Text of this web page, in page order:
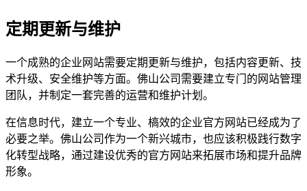
定期更新与维护
一个成熟的企业网站需要定期更新与维护，包括内容更新、技
术升级、安全维护等方面。佛山公司需要建立专门的网站管理
团队，并制定一套完善的运营和维护计划。
在信息时代，建立一个专业、槁效的企业官方网站已经成为了
必要之举。佛山公司作为一个新兴城市，也应该积极践行数字
化转型战略，通过建设优秀的官方网站来拓展市场和提升品牌
形象。